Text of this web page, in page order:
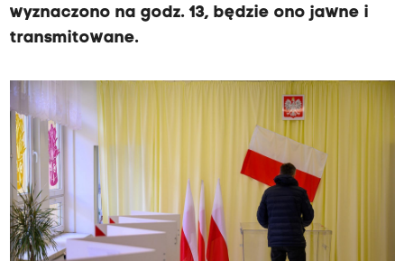
wyznaczono na godz. 13, będzie ono jawne i
transmitowane.